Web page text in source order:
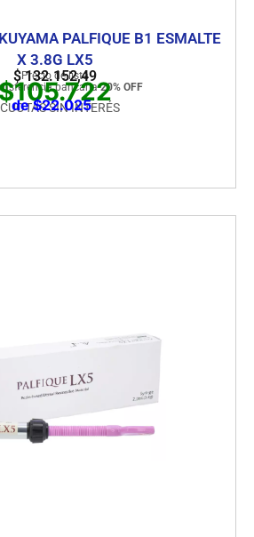
PALFIQUE B1 ESMALTE
X 3.8G LX5
Precio de lista
$132.152,49
bancaria20% OFF
SIN INTERÉS
de $22.025